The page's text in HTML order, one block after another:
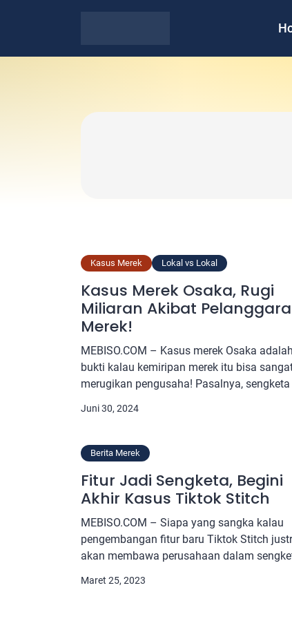
Kasus Merek Lokal vs Lokal
Kasus Merek Osaka, Rugi
Miliaran Akibat
Merek!
MEBISO.COM – Kasus merek Osaka adalah
bukti kalau kemiripan merek itu bisa
merugikan pengusaha! Pasalnya,
tapi juga mengakibatkan perusahaan rugi
permasalahan merek kali ini harus melalui
kerugiannya yang sangat tinggi. Berikut ini
adalah penjelasan lengkap mengenai […]
Juni 30, 2024
Berita Merek
Fitur Jadi Sengketa, Begini
Akhir Kasus Tiktok Stitch
MEBISO.COM – Siapa yang sangka kalau
pengembangan fitur baru Tiktok Stitch
akan membawa perusahaan dalam
perusahaan, yaitu Tiktok dan Stitch Editing
Maret 25, 2023